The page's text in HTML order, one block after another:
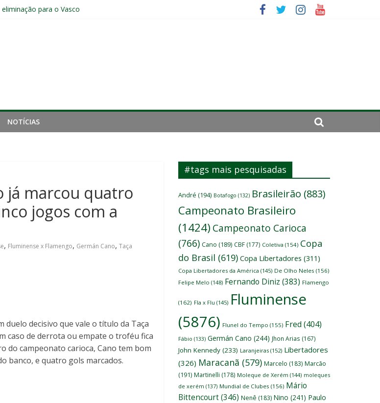
e o risco de jogar o ano do Flu no lixo
de Zubeldía
para seis jogos, a pior sequência desde a crise de 2024
NOTÍCIAS
já marcou quatro
jogos com a
, Fluminense x Flamengo, Germán Cano, Taça
decisivo que vale o título da Taça
caso de derrota ou empate o troféu fica
do campeonato carioca, Cano tem bom
banco, e quatro gols marcados.
#tags mais pesquisadas
André (194) Botafogo (132) Brasileirão (883)
Campeonato Brasileiro
(1424) Campeonato Carioca
(766) Cano (189) CBF (177) Coletiva (154) Copa
do Brasil (619) Copa Libertadores (311)
Copa Libertadores da América (145) De Olho Neles (156)
Felipe Melo (148) Fernando Diniz (383) Flamengo
(162) Fla x Flu (145) Fluminense
(5876) Flunel do Tempo (155) Fred (404)
Fábio (133) Germán Cano (244) Jhon Arias (167)
John Kennedy (233) Laranjeiras (152) Libertadores
(326) Maracanã (579) Marcelo (183) Marcão
(191) Martinelli (178) Moleque de Xerém (144) moleques
de xerém (137) Mundial de Clubes (156) Mário
Bittencourt(346) Nenê (183) Nino (241) Paulo